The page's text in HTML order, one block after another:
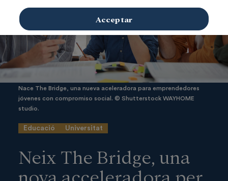
Nace The Bridge, una nueva aceleradora para emprendedores
jóvenes con compromiso social. © Shutterstock WAYHOME
studio.
Educació Universitat
Neix The Bridge, una
nova acceleradora per
Acceptar